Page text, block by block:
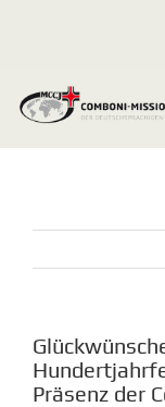
Präsenz der